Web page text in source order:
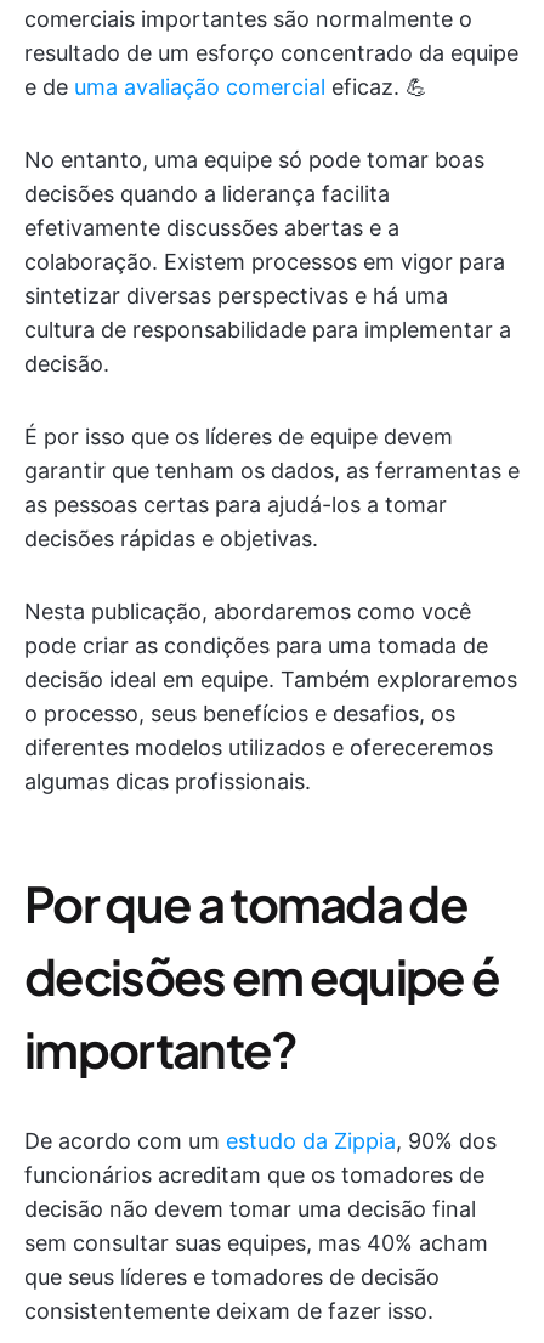
comerciais importantes são normalmente o
resultado de um esforço concentrado da equipe
e de uma avaliação comercial eficaz. 💪
No entanto, uma equipe só pode tomar boas
decisões quando a liderança facilita
efetivamente discussões abertas e a
colaboração. Existem processos em vigor para
sintetizar diversas perspectivas e há uma
cultura de responsabilidade para implementar a
decisão.
É por isso que os líderes de equipe devem
garantir que tenham os dados, as ferramentas e
as pessoas certas para ajudá-los a tomar
decisões rápidas e objetivas.
Nesta publicação, abordaremos como você
pode criar as condições para uma tomada de
decisão ideal em equipe. Também exploraremos
o processo, seus benefícios e desafios, os
diferentes modelos utilizados e ofereceremos
algumas dicas profissionais.
Por que a tomada de
decisões em equipe é
importante?
De acordo com um estudo da Zippia, 90% dos
funcionários acreditam que os tomadores de
decisão não devem tomar uma decisão final
sem consultar suas equipes, mas 40% acham
que seus líderes e tomadores de decisão
consistentemente deixam de fazer isso.